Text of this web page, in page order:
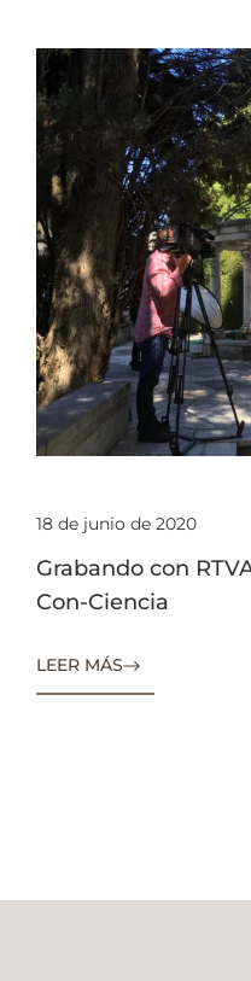
18 de junio de 2020
Grabando con
Con-Ciencia
LEER MÁS